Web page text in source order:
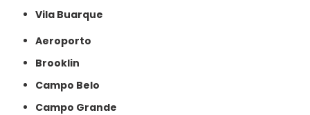
Vila Buarque
Aeroporto
Brooklin
Campo Belo
Campo Grande